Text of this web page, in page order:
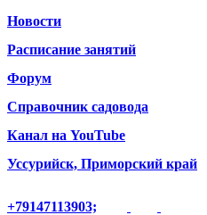
Новости
Расписание занятий
Форум
Справочник садовода
Канал на YouTube
Уссурийск, Приморский край
+79147113903;